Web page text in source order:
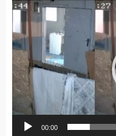
Video
oynatıcı
00:00